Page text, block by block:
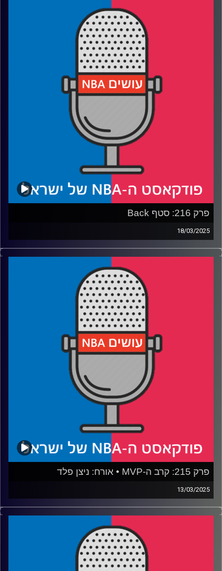
רבע 1: בוסטון סלטיקס מגיעה לשיא, הקאבס מתרחקים ממנו
והאם שיקאגו בולס עלתה על משהו
רבע 2: השמש חמה, המלכים מתקררים ומה אנתוני דייויס מנסה
רבע 3: הת'נדר שומרים, הקליפרס מתחברים ולברון ג׳יימס פותח
עידן לוצקי
פרק 216: סטף Back
18/03/2025
פודקאסט האן.בי.איי עם ערן סורוקה, שרון דוידוביץ', משה
דוידוביץ' ועידן לוצקי, בשיתוף קול האוניברסיטה.
רבע 1: תגובה לסאגת לברון ג׳יימס, האם גולדן סטייט ווריורס
הפכה לקונטדרית, למה מינסוטה טימברוולבס מתקשה ומה
חסר ליוסטון רוקטס?
רבע 2: מאבקי הפלייאין במערב, דני אבדיה ופורטלנד
רבע 3: מה אורלנדו מג׳יק איבדה שדרדר אותה, מיאמי היט
איבדה את התרבות שלה, המזרח איבד את הבטן שלו
עידן לוצקי
פרק 215: קרב ה-MVP • אורח: ניצן פלד
13/03/2025
פודקאסט האן.בי.איי עם ערן סורוקה, שרון דוידוביץ', משה
דוידוביץ' ועידן לוצקי, בשיתוף קול האוניברסיטה.
רבע 1: ניקולה יוקיץ' מול שיי גילג'ס-אלכסנדר, הת'נדר מול
הנאגטס: מה למדנו השבוע
רבע 2: הנקודות השחורות של לברון ג׳יימס, וכמה הלייקרס